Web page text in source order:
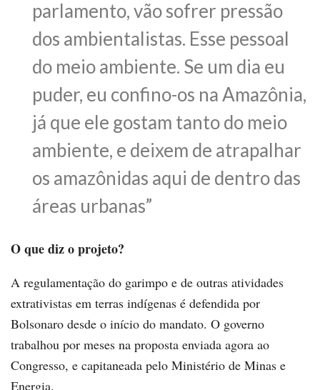
parlamento, vão sofrer pressão
dos ambientalistas. Esse pessoal
do meio ambiente. Se um dia eu
puder, eu confino-os na Amazônia,
já que ele gostam tanto do meio
ambiente, e deixem de atrapalhar
os amazônidas aqui de dentro das
áreas urbanas”
O que diz o projeto?
A regulamentação do garimpo e de outras atividades
extrativistas em terras indígenas é defendida por
Bolsonaro desde o início do mandato. O governo
trabalhou por meses na proposta enviada agora ao
Congresso, e capitaneada pelo Ministério de Minas e
Energia.